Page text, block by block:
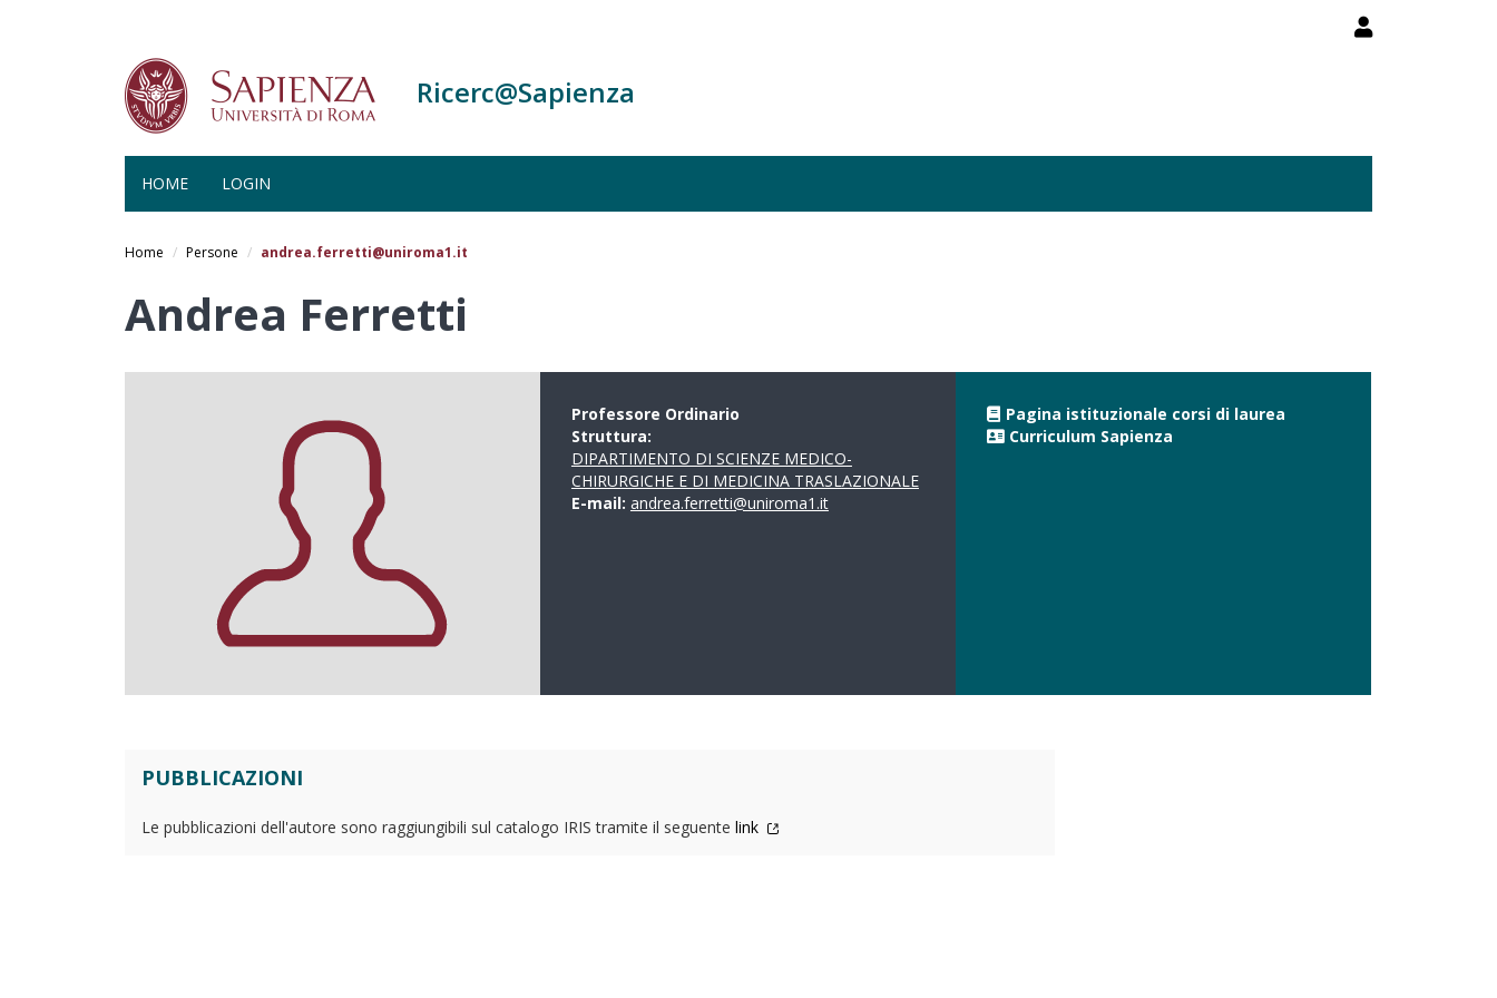
Ricerc@Sapienza
HOME LOGIN
Home Persone andrea.ferretti@uniroma1.it
Andrea Ferretti
Professore Ordinario
Struttura:
DIPARTIMENTO DI SCIENZE MEDICO-
CHIRURGICHE E DI MEDICINA TRASLAZIONALE
E-mail: andrea.ferretti@uniroma1.it
Pagina istituzionale corsi di laurea
Curriculum Sapienza
PUBBLICAZIONI
Le pubblicazioni dell'autore sono raggiungibili sul catalogo IRIS tramite il seguente link